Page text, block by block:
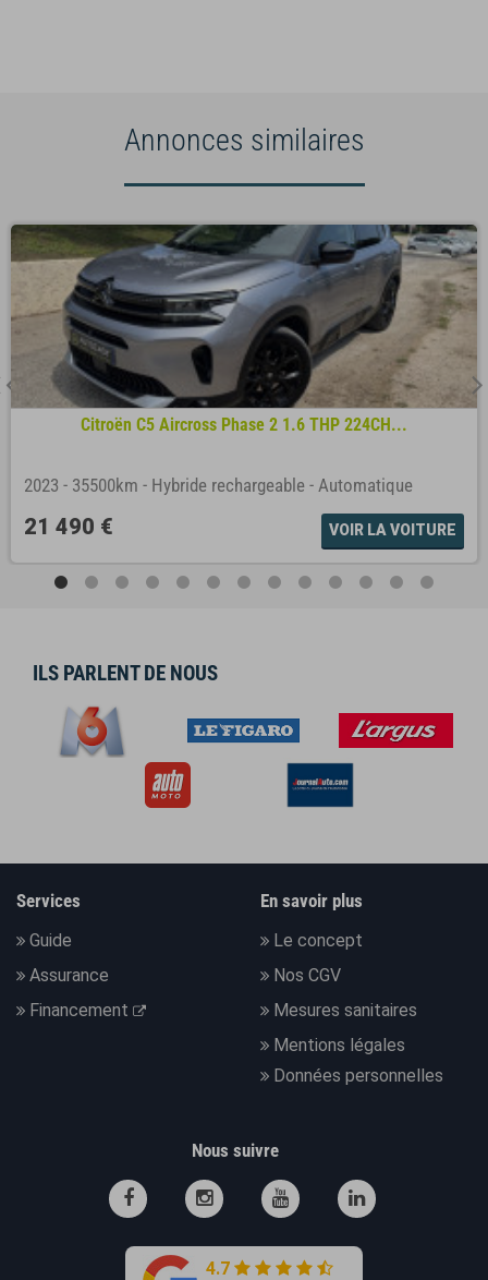
Annonces similaires
Citroën C5 Aircross Phase 2 1.6 THP 224CH...
2023 - 35500km - Hybride rechargeable - Automatique
21 490 € VOIR LA VOITURE
ILS PARLENT DE NOUS
Services
Guide
Assurance
Financement
En savoir plus
Le concept
Nos CGV
Mesures sanitaires
Mentions légales
Données personnelles
Nous suivre
4.7